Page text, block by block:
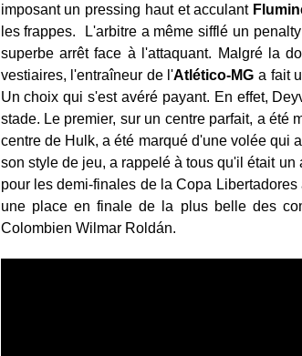
imposant un pressing haut et acculant
les frappes.
L'arbitre a même sifflé un
superbe arrêt face à l'attaquant. Malgré la
vestiaires, l'entraîneur de l'Atlético-MG a fait
Un choix qui s'est avéré payant. En effet,
stade. Le premier, sur un centre parfait, a été
centre de Hulk, a été marqué d'une volée qui
son style de jeu, a rappelé à tous qu'il était
pour les demi-finales de la Copa
une place en finale de la plus belle des
Colombien Wilmar Roldán.